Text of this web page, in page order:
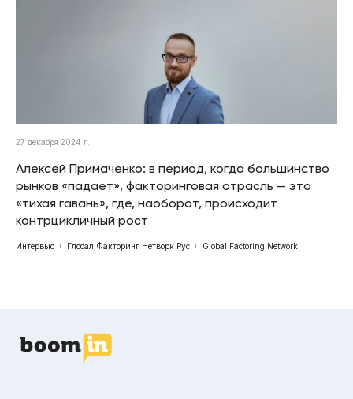
27 декабря 2024 г.
Алексей Примаченко: в период, когда большинство
рынков «падает», факторинговая отрасль — это
«тихая гавань», где, наоборот, происходит
контрцикличный рост
Интервью Глобал Факторинг Нетворк Рус Global Factoring Network